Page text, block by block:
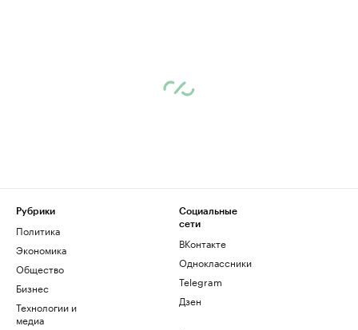
Рубрики
Политика
Экономика
Общество
Бизнес
Технологии и
медиа
Социальные
сети
ВКонтакте
Одноклассники
Telegram
Дзен